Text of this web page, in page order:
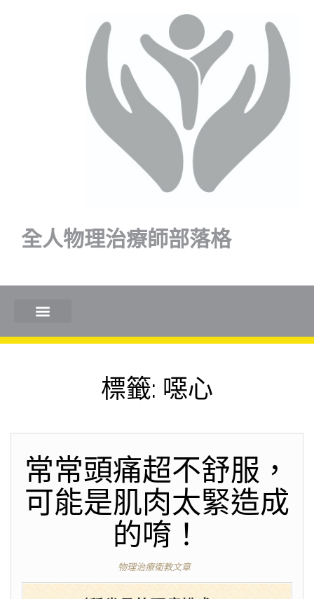
全人物理治療師部落格
標籤: 噁心
常常頭痛超不舒服，
可能是肌肉太緊造成
的唷！
物理治療衛教文章